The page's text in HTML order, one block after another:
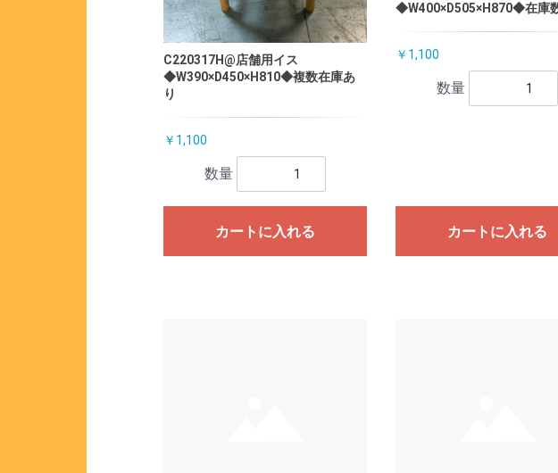
C220317H@店舗用イス
◆W390×D450×H810◆複数在庫あ
り
￥1,100
数量
カートに入れる
◆W400×D505×H870◆在庫
￥1,100
数量
カートに入れる